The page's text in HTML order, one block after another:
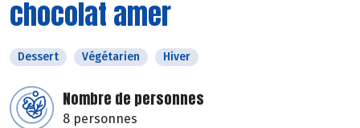
chocolat amer
Dessert Végétarien Hiver
Nombre de personnes
8 personnes